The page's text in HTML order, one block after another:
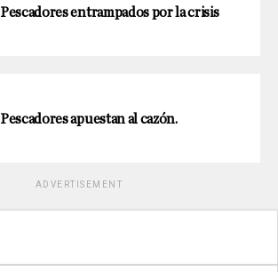
Pescadores entrampados por la crisis
Pescadores apuestan al cazón.
ADVERTISEMENT